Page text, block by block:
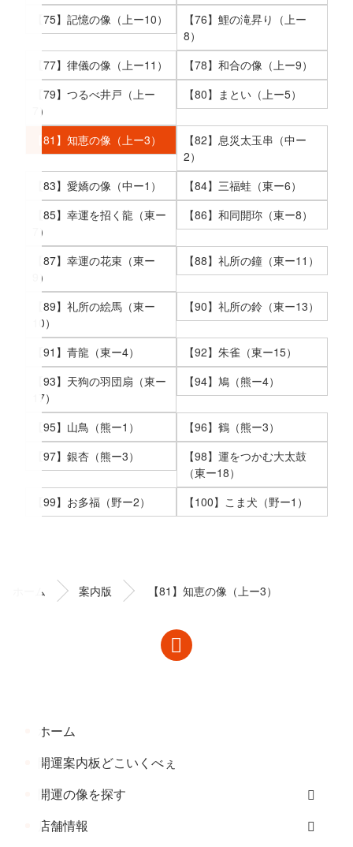
【75】記憶の像（上ー10）
【76】鯉の滝昇り（上ー
8）
【77】律儀の像（上ー11）
【78】和合の像（上ー9）
【79】つるべ井戸（上ー
7）
【80】まとい（上ー5）
【81】知恵の像（上ー3）
【82】息災太玉串（中ー
2）
【83】愛嬌の像（中ー1）
【84】三福蛙（東ー6）
【85】幸運を招く龍（東ー
7）
【86】和同開珎（東ー8）
【87】幸運の花束（東ー
9）
【88】礼所の鐘（東ー11）
【89】礼所の絵馬（東ー
10）
【90】礼所の鈴（東ー13）
【91】青龍（東ー4）
【92】朱雀（東ー15）
【93】天狗の羽団扇（東ー
17）
【94】鳩（熊ー4）
【95】山鳥（熊ー1）
【96】鶴（熊ー3）
【97】銀杏（熊ー3）
【98】運をつかむ大太鼓
（東ー18）
【99】お多福（野ー2）
【100】こま犬（野ー1）
ホーム 案内版 【81】知恵の像（上ー3）
ホーム
開運案内板どこいくべぇ
開運の像を探す
店舗情報